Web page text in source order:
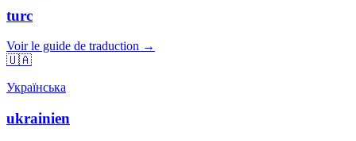
turc
Voir le guide de traduction →
🇺🇦
Українська
ukrainien